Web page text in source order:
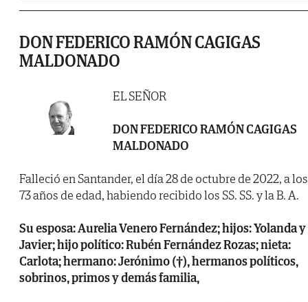
DON FEDERICO RAMÓN CAGIGAS
MALDONADO
EL SEÑOR
DON FEDERICO RAMÓN CAGIGAS
MALDONADO
Falleció en Santander, el día 28 de octubre de 2022, a los
73 años de edad, habiendo recibido los SS. SS. y la B. A.
Su esposa: Aurelia Venero Fernández; hijos: Yolanda y
Javier; hijo político: Rubén Fernández Rozas; nieta:
Carlota; hermano: Jerónimo (†), hermanos políticos,
sobrinos, primos y demás familia,